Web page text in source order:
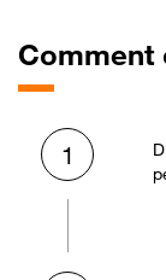
Comment
1